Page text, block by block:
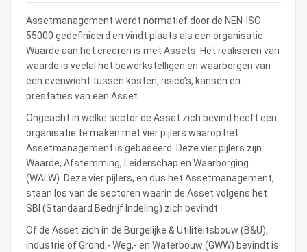
Assetmanagement wordt normatief door de NEN-ISO
55000 gedefinieerd en vindt plaats als een organisatie
Waarde aan het creëren is met Assets. Het realiseren van
waarde is veelal het bewerkstelligen en waarborgen van
een evenwicht tussen kosten, risico’s, kansen en
prestaties van een Asset.
Ongeacht in welke sector de Asset zich bevind heeft een
organisatie te maken met vier pijlers waarop het
Assetmanagement is gebaseerd. Deze vier pijlers zijn
Waarde, Afstemming, Leiderschap en Waarborging
(WALW). Deze vier pijlers, en dus het Assetmanagement,
staan los van de sectoren waarin de Asset volgens het
SBI (Standaard Bedrijf Indeling) zich bevindt.
Of de Asset zich in de Burgelijke & Utiliteitsbouw (B&U),
industrie of Grond,- Weg,- en Waterbouw (GWW) bevindt is